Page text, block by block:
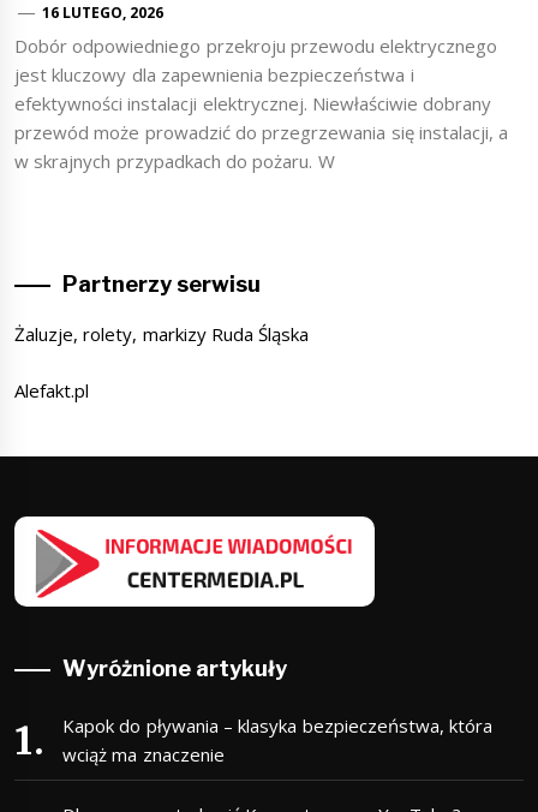
16 LUTEGO, 2026
Dobór odpowiedniego przekroju przewodu elektrycznego
jest kluczowy dla zapewnienia bezpieczeństwa i
efektywności instalacji elektrycznej. Niewłaściwie dobrany
przewód może prowadzić do przegrzewania się instalacji, a
w skrajnych przypadkach do pożaru. W
Partnerzy serwisu
Żaluzje, rolety, markizy Ruda Śląska
Alefakt.pl
Wyróżnione artykuły
Kapok do pływania – klasyka bezpieczeństwa, która
wciąż ma znaczenie